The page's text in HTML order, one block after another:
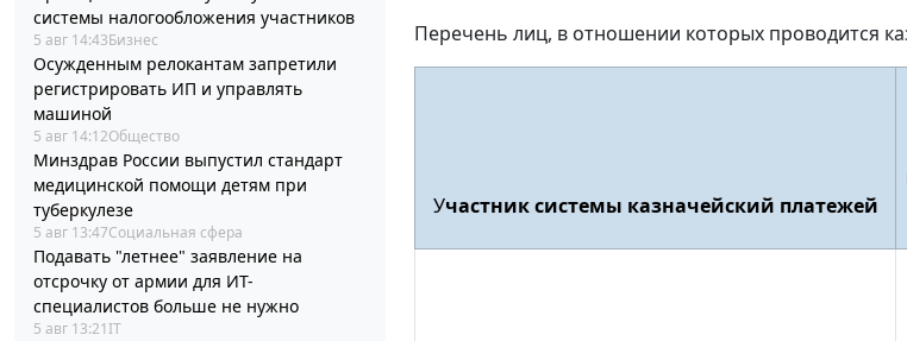
системы налогообложения участников
5 авг 14:43Бизнес
Осужденным релокантам запретили
регистрировать ИП и управлять
машиной
5 авг 14:12Общество
Минздрав России выпустил стандарт
медицинской помощи детям при
туберкулезе
5 авг 13:47Социальная сфера
Подавать "летнее" заявление на
отсрочку от армии для ИТ-
специалистов больше не нужно
5 авг 13:21IT
Перечень лиц, в отношении которых проводится
Участник системы казначейский платежей